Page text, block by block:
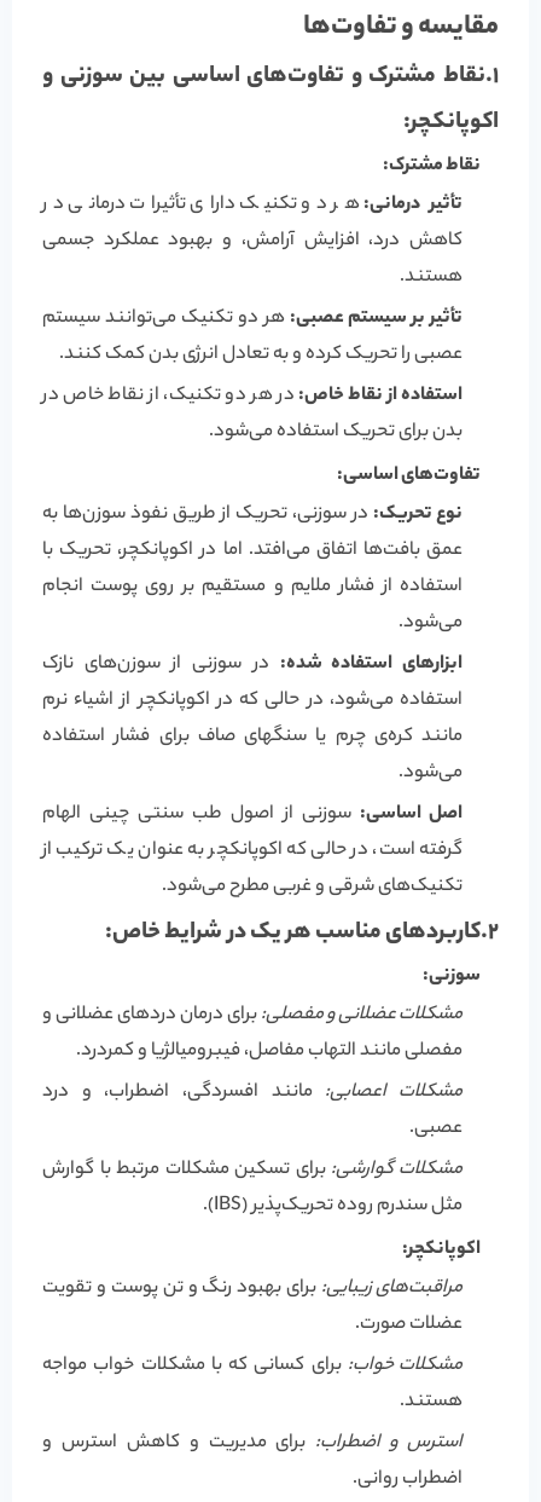
مقایسه و تفاوت‌ها
1. نقاط مشترک و تفاوت‌های اساسی بین سوزنی و
اکوپانکچر:
نقاط مشترک:
تأثیر درمانی:هر دو تکنیک دارای تأثیرات درمانی در
کاهش درد، افزایش آرامش، و بهبود عملکرد جسمی
هستند.
تأثیر بر سیستم عصبی: هر دو تکنیک می‌توانند سیستم
عصبی را تحریک کرده و به تعادل انرژی بدن کمک کنند.
استفاده از نقاط خاص: در هر دو تکنیک، از نقاط خاص در
بدن برای تحریک استفاده می‌شود.
تفاوت‌های اساسی:
نوع تحریک: در سوزنی، تحریک از طریق نفوذ سوزن‌ها به
عمق بافت‌ها اتفاق می‌افتد. اما در اکوپانکچر، تحریک با
استفاده از فشار ملایم و مستقیم بر روی پوست انجام
می‌شود.
ابزارهای استفاده شده: در سوزنی از سوزن‌های نازک
استفاده می‌شود، در حالی که در اکوپانکچر از اشیاء نرم
مانند کره‌ی چرم یا سنگهای صاف برای فشار استفاده
می‌شود.
اصل اساسی: سوزنی از اصول طب سنتی چینی الهام
گرفته است، در حالی که اکوپانکچر به عنوان یک ترکیب از
تکنیک‌های شرقی و غربی مطرح می‌شود.
2.کاربردهای مناسب هر یک در شرایط خاص:
سوزنی:
مشکلات عضلانی و مفصلی:برای درمان دردهای عضلانی و
مفصلی مانند التهاب مفاصل، فیبرومیالژیا و کمردرد.
مشکلات اعصابی: مانند افسردگی، اضطراب، و درد
عصبی.
مشکلات گوارشی: برای تسکین مشکلات مرتبط با گوارش
مثل سندرم روده تحریک‌پذیر (IBS).
اکوپانکچر:
مراقبت‌های زیبایی: برای بهبود رنگ و تن پوست و تقویت
عضلات صورت.
مشکلات خواب: برای کسانی که با مشکلات خواب مواجه
هستند.
استرس و اضطراب: برای مدیریت و کاهش استرس و
اضطراب روانی.